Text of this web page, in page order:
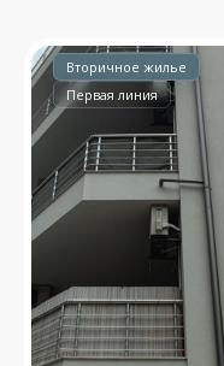
Вторичное жилье
Первая линия